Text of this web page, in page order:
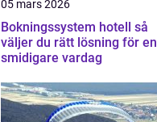
05 mars 2026
Bokningssystem hotell så
väljer du rätt lösning för en
smidigare vardag